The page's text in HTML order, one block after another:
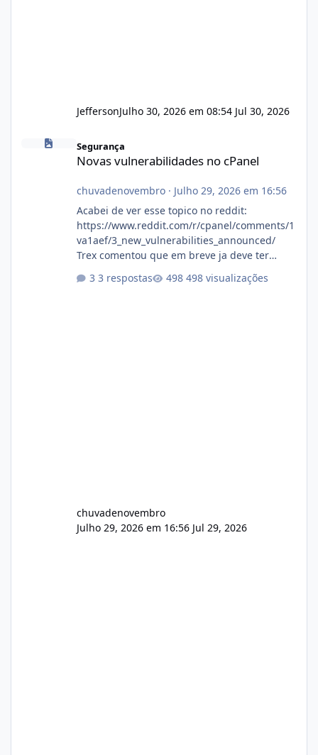
JeffersonJulho 30, 2026 em 08:54 Jul 30, 2026
Novas vulnerabilidades no cPanel
Segurança
Novas vulnerabilidades no cPanel
chuvadenovembro· Julho 29, 2026 em 16:56
Acabei de ver esse topico no reddit:
https://www.reddit.com/r/cpanel/comments/1
va1aef/3_new_vulnerabilities_announced/
Trex comentou que em breve ja deve ter
3 respostas 498 visualizações
chuvadenovembro
Julho 29, 2026 em 16:56 Jul 29, 2026